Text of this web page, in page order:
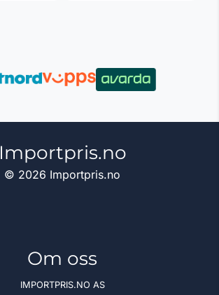
Importpris.no
© 2026 Importpris.no
Om oss
IMPORTPRIS.NO AS